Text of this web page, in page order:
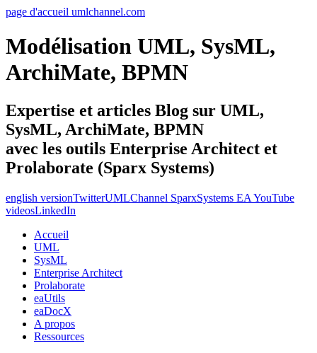
page d'accueil umlchannel.com
Modélisation UML, SysML,
ArchiMate, BPMN
Expertise et articles Blog sur UML,
SysML, ArchiMate, BPMN
avec les outils Enterprise Architect et
Prolaborate (Sparx Systems)
english versionTwitterUMLChannel SparxSystems EA YouTube
videosLinkedIn
Accueil
UML
SysML
Enterprise Architect
Prolaborate
eaUtils
eaDocX
A propos
Ressources